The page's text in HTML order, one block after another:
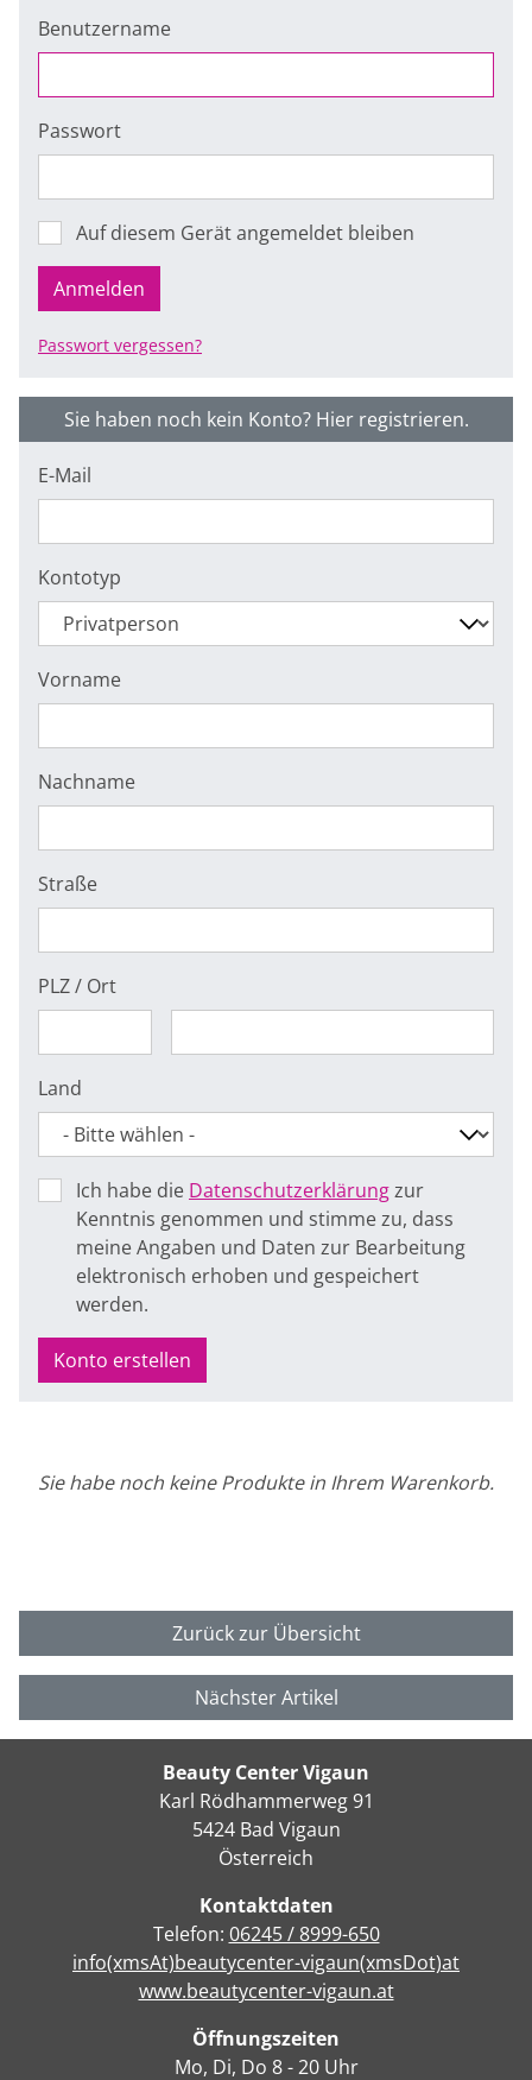
Benutzername
Passwort
Auf diesem Gerät angemeldet bleiben
Anmelden
Passwort vergessen?
Sie haben noch kein Konto? Hier registrieren.
E-Mail
Kontotyp
Vorname
Nachname
Straße
PLZ / Ort
Land
Ich habe die Datenschutzerklärungzur
Kenntnis genommen und stimme zu, dass
meine Angaben und Daten zur Bearbeitung
elektronisch erhoben und gespeichert
werden.
Konto erstellen
Sie habe noch keine Produkte in Ihrem Warenkorb.
Zurück zur Übersicht
Nächster Artikel
Beauty Center Vigaun
Karl Rödhammerweg 91
5424 Bad Vigaun
Österreich
Kontaktdaten
Telefon: 06245 / 8999-650
info(xmsAt)beautycenter-vigaun(xmsDot)at
www.beautycenter-vigaun.at
Öffnungszeiten
Mo, Di, Do 8 - 20 Uhr